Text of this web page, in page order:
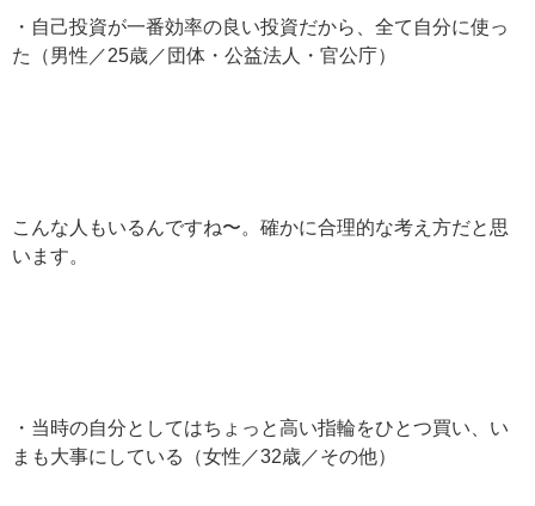
・自己投資が一番効率の良い投資だから、全て自分に使っ
た（男性／25歳／団体・公益法人・官公庁）
こんな人もいるんですね〜。確かに合理的な考え方だと思
います。
・当時の自分としてはちょっと高い指輪をひとつ買い、い
まも大事にしている（女性／32歳／その他）